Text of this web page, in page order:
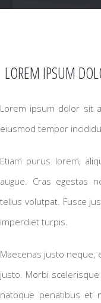
LOREM IPSUM
Lorem ipsum dolor sit
eiusmod tempor
Etiam purus lorem,
augue. Cras egestas
tellus volutpat. Fusce
imperdiet turpis.
Maecenas justo neque,
justo. Morbi
natoque penatibus et